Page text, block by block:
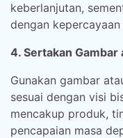
keberlanjutan,
dengan
4. Sertakan
Gunakan gambar
sesuai dengan visi
mencakup produk,
pencapaian masa